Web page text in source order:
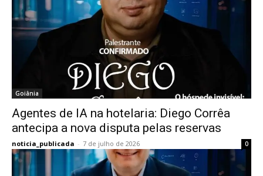
Goiânia
Agentes de IA na hotelaria: Diego Corrêa
antecipa a nova disputa pelas reservas
noticia_publicada - 7 de julho de 2026 0